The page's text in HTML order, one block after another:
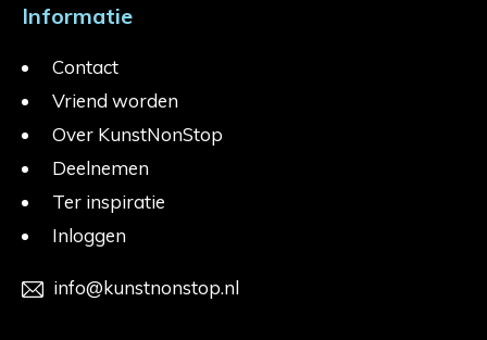
Informatie
Contact
Vriend worden
Over KunstNonStop
Deelnemen
Ter inspiratie
Inloggen
info@kunstnonstop.nl